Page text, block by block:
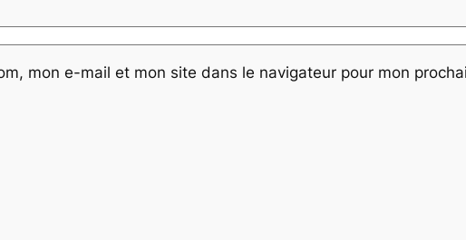
mon e-mail et mon site dans le navigateur pour mon